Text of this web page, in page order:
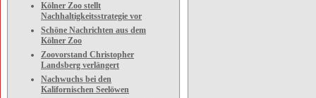
Kölner Zoo stellt
Nachhaltigkeitsstrategie vor
Schöne Nachrichten aus dem
Kölner Zoo
Zoovorstand Christopher
Landsberg verlängert
Nachwuchs bei den
Kalifornischen Seelöwen